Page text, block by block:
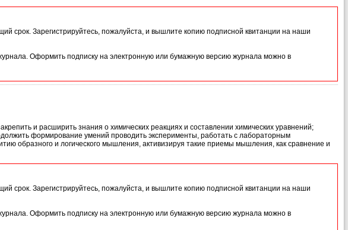
срок. Зарегистрируйтесь, пожалуйста, и вышлите копию подписной квитанции на наши
Оформить подписку на электронную или бумажную версию журнала можно в
и расширить знания о химических реакциях и составлении химических уравнений;
формирование умений проводить эксперименты, работать с лабораторным
образного и логического мышления, активизируя такие приемы мышления, как сравнение и
срок. Зарегистрируйтесь, пожалуйста, и вышлите копию подписной квитанции на наши
Оформить подписку на электронную или бумажную версию журнала можно в